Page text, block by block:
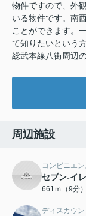
物件ですので、外
いる物件です。南
ことができます。
て知りたいという
総武本線八街周辺
周辺施設
コンビニエ
セブン-イ
661ｍ（9分）
ディスカウ